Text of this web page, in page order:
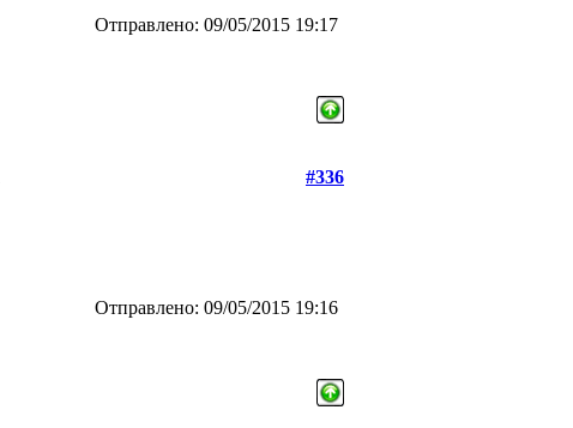
Отправлено: 09/05/2015 19:17
#336
Отправлено: 09/05/2015 19:16